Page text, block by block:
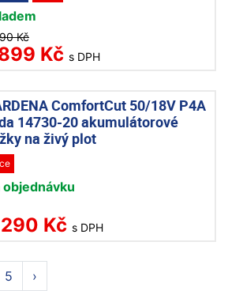
Kč
Kč s DPH
ComfortCut 50/18V P4A
14730-20 akumulátorové
na živý plot
objednávku
Kč s DPH
5 ›